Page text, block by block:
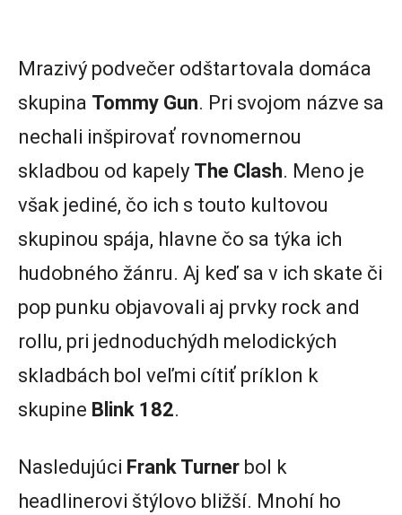
Mrazivý podvečer odštartovala domáca
skupina Tommy Gun. Pri svojom názve sa
nechali inšpirovať rovnomernou
skladbou od kapely The Clash. Meno je
však jediné, čo ich s touto kultovou
skupinou spája, hlavne čo sa týka ich
hudobného žánru. Aj keď sa v ich skate či
pop punku objavovali aj prvky rock and
rollu, pri jednoduchýdh melodických
skladbách bol veľmi cítiť príklon k
skupine Blink 182.
Nasledujúci Frank Turner bol k
headlinerovi štýlovo bližší. Mnohí ho